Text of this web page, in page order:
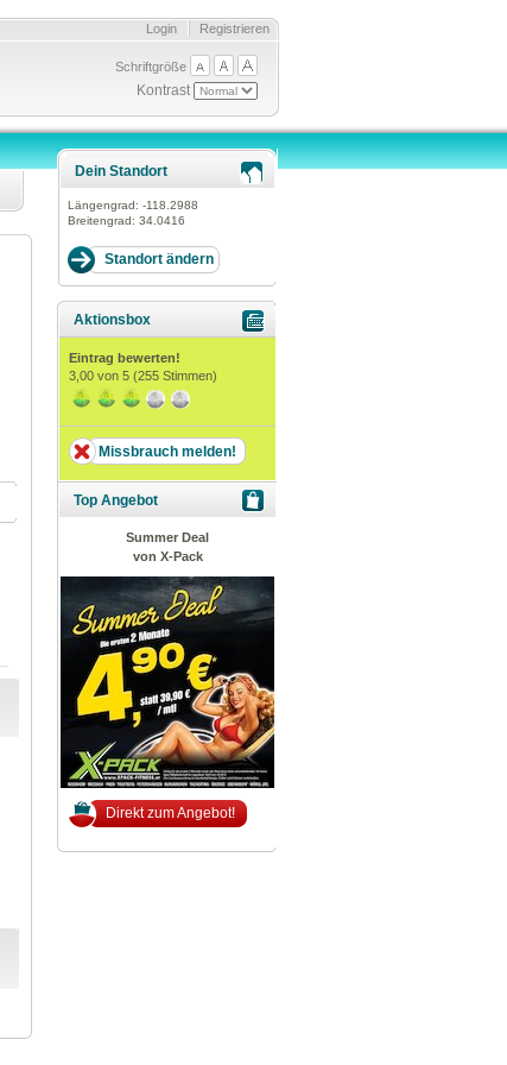
Registrieren
Login
Schriftgröße
Kontrast
Dein Standort
Längengrad: -118.2988
Breitengrad: 34.0416
Aktionsbox
Eintrag bewerten!
3,00 von 5 (255 Stimmen)
Missbrauch melden!
Top Angebot
Summer Deal
von X-Pack
Direkt zum Angebot!